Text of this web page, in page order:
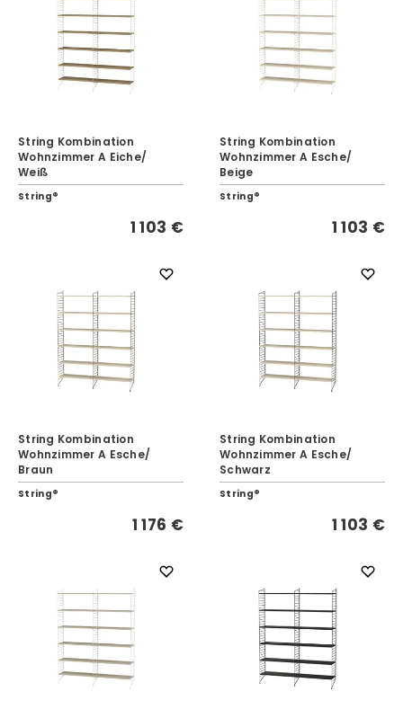
String Kombination
Wohnzimmer A Eiche/
Weiß
String®
1 103 €
String Kombination
Wohnzimmer A Esche/
Beige
String®
1 103 €
String Kombination
Wohnzimmer A Esche/
Braun
String®
1 176 €
String Kombination
Wohnzimmer A Esche/
Schwarz
String®
1 103 €